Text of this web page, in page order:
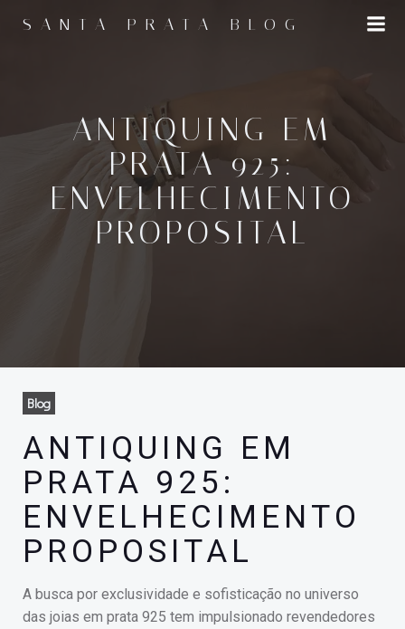
para
SANTA PRATA BLOG
ANTIQUING EM
PRATA 925:
ENVELHECIMENTO
PROPOSITAL
Blog
ANTIQUING EM
PRATA 925:
ENVELHECIMENTO
PROPOSITAL
A busca por exclusividade e sofisticação no universo
das joias em prata 925 tem impulsionado revendedores